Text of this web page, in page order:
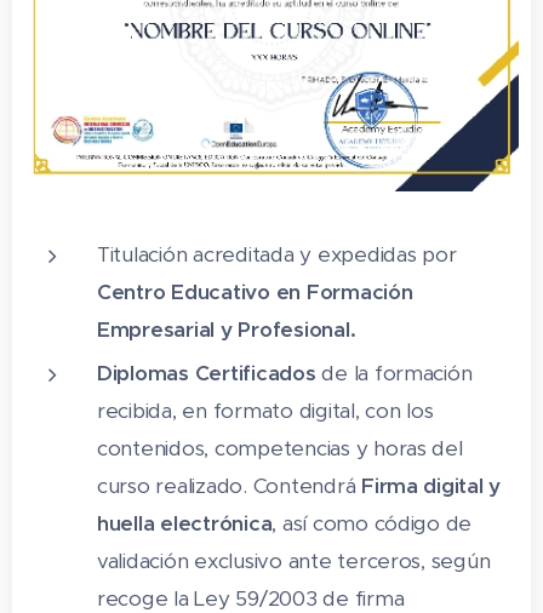
Tema 7:Decoración en Bodas religiosas
Decoración para eventos
empresariales.
Titulación acreditada y expedidas por
Centro Educativo en Formación
Empresarial y Profesional.
Diplomas Certificados de la formación
recibida, en formato digital, con los
contenidos, competencias y horas del
curso realizado. Contendrá Firma digital y
huella electrónica, así como código de
validación exclusivo ante terceros, según
recoge la Ley 59/2003 de firma